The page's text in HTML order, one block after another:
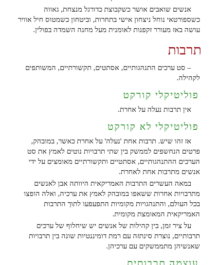
אנשים שואבים אושר כשקבוצת כדורגל מנצחת, גאווה
כשספורטאי נוחל ניצחון אישי בתחרות, וביטחון כשמטוס חיל אוויר
עושה באז מעורר זקפנות לאומנית מעל מחנה השמדה בפולין.
תרבות
– סט ערכים התנהגותיים, אסתטים, תקשורתיים, המשותפים
לקהילה.
פוליטיקלי קורקט
אין תרבות נעלה על אחרת.
פוליטיקלי לא קורקט
אז זהו שיש. תרבות אחת 'נעלה' על אחרת כאשר, במובהק,
פרטים הנחשפים לממשק בין שתי תרבויות נוטים לאמץ את סט
הערכים ההתנהגותיים, אסתטיים ותקשורתיים מאומצים על ידי
אנשים מתרבות אחת לאחרת.
במאה העשרים התרבות האמריקאית היוותה אבן לאנשים
מתרבויות אחרות ששאפו במובהק לאמץ את ערכיה, ואלה הופצו
בכל העולם, והתנהגויות מקומיות התפעפעו לתוך התרבות
האמריקאית המאומצת מקומית.
על ציר זמן, בין קהילות של אנשים יש שיחלוף של ערכים
תרבותיים, נוצרת סינתזה עם רמת דומיננטיות שונה בין תרבויות
שאנשיהן מתממשקים עם ערכיהן.